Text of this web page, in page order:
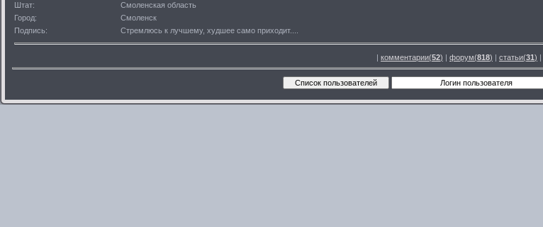
Штат:
Смоленская область
Город:
Смоленск
Подпись:
Стремлюсь к лучшему, худшее само приходит....
| комментарии(52) | форум(818) | статьи(31) |